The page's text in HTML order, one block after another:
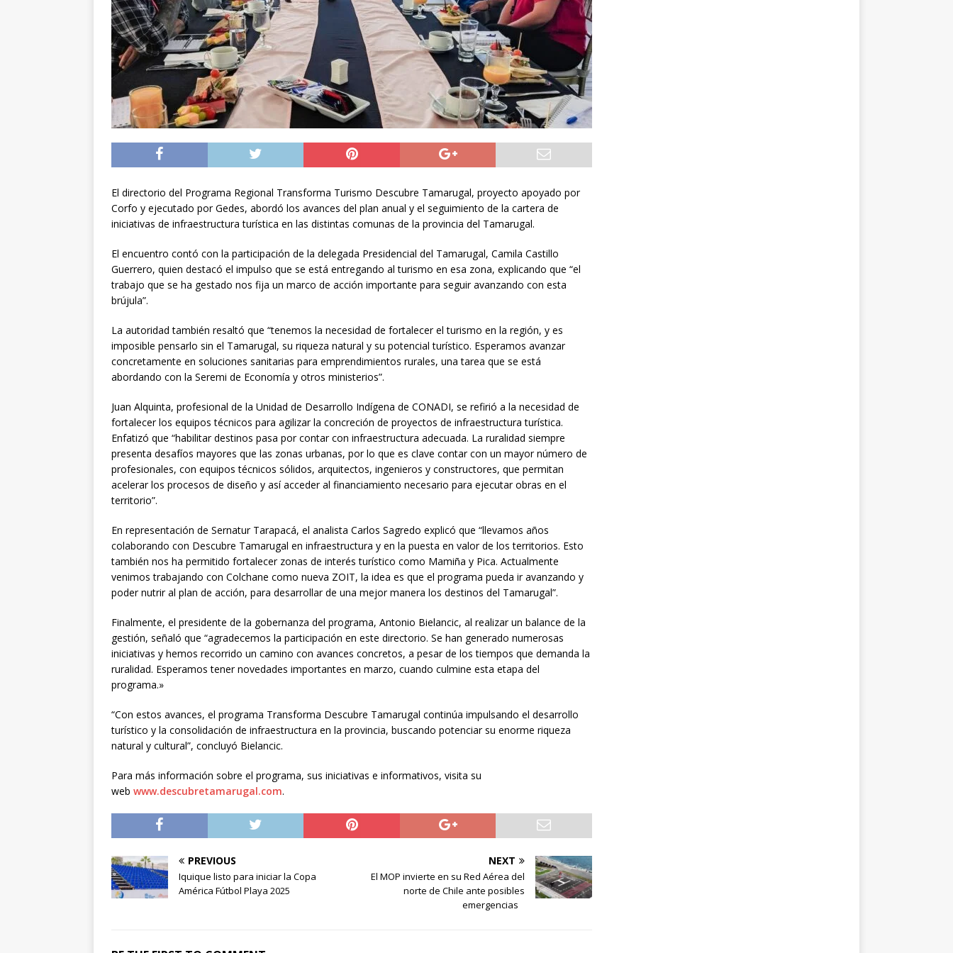
preventiva en la región
POLICIAL
[ 06/08/2026 ] El papa León XIV viajará a Uruguay, Argentina y Perú del 6 al 17 de
noviembre
INTERNACIONAL
[ 07/08/2026 ] Diputado Jofré oficia a la SCJ para fiscalizar el impacto fiscal en la
Municipalidad y el GORE Tarapacá
DEPORTES
El directorio del Programa Regional Transforma Turismo Descubre Tamarugal, proyecto apoyado por
Corfo y ejecutado por Gedes, abordó los avances del plan anual y el seguimiento de la cartera de
iniciativas de infraestructura turística en las distintas comunas de la provincia del Tamarugal.
El encuentro contó con la participación de la delegada Presidencial del Tamarugal, Camila Castillo
Guerrero, quien destacó el impulso que se está entregando al turismo en esa zona, explicando que “el
trabajo que se ha gestado nos fija un marco de acción importante para seguir avanzando con esta
brújula”.
La autoridad también resaltó que “tenemos la necesidad de fortalecer el turismo en la región, y es
imposible pensarlo sin el Tamarugal, su riqueza natural y su potencial turístico. Esperamos avanzar
concretamente en soluciones sanitarias para emprendimientos rurales, una tarea que se está
abordando con la Seremi de Economía y otros ministerios”.
Juan Alquinta, profesional de la Unidad de Desarrollo Indígena de CONADI, se refirió a la necesidad de
fortalecer los equipos técnicos para agilizar la concreción de proyectos de infraestructura turística.
Enfatizó que “habilitar destinos pasa por contar con infraestructura adecuada. La ruralidad siempre
presenta desafíos mayores que las zonas urbanas, por lo que es clave contar con un mayor número de
profesionales, con equipos técnicos sólidos, arquitectos, ingenieros y constructores, que permitan
acelerar los procesos de diseño y así acceder al financiamiento necesario para ejecutar obras en el
territorio”.
En representación de Sernatur Tarapacá, el analista Carlos Sagredo explicó que “llevamos años
colaborando con Descubre Tamarugal en infraestructura y en la puesta en valor de los territorios. Esto
también nos ha permitido fortalecer zonas de interés turístico como Mamiña y Pica. Actualmente
venimos trabajando con Colchane como nueva ZOIT, la idea es que el programa pueda ir avanzando y
poder nutrir al plan de acción, para desarrollar de una mejor manera los destinos del Tamarugal”.
Finalmente, el presidente de la gobernanza del programa, Antonio Bielancic, al realizar un balance de la
gestión, señaló que “agradecemos la participación en este directorio. Se han generado numerosas
iniciativas y hemos recorrido un camino con avances concretos, a pesar de los tiempos que demanda la
ruralidad. Esperamos tener novedades importantes en marzo, cuando culmine esta etapa del
programa.»
“Con estos avances, el programa Transforma Descubre Tamarugal continúa impulsando el desarrollo
turístico y la consolidación de infraestructura en la provincia, buscando potenciar su enorme riqueza
natural y cultural”, concluyó Bielancic.
Para más información sobre el programa, sus iniciativas e informativos, visita su
web www.descubretamarugal.com.
PREVIOUS
Iquique listo para iniciar la Copa
América Fútbol Playa 2025
NEXT
El MOP invierte en su Red Aérea del
norte de Chile ante posibles
emergencias